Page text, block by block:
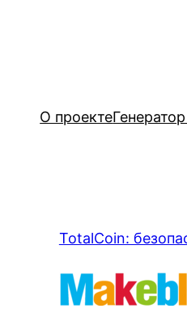
О проекте
TotalCoin: